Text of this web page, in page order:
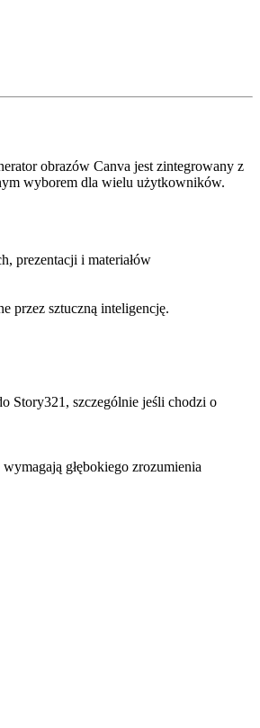
obrazów Canva jest zintegrowany z
wyborem dla wielu użytkowników.
prezentacji i materiałów
przez sztuczną inteligencję.
Story321, szczególnie jeśli chodzi o
głębokiego zrozumienia